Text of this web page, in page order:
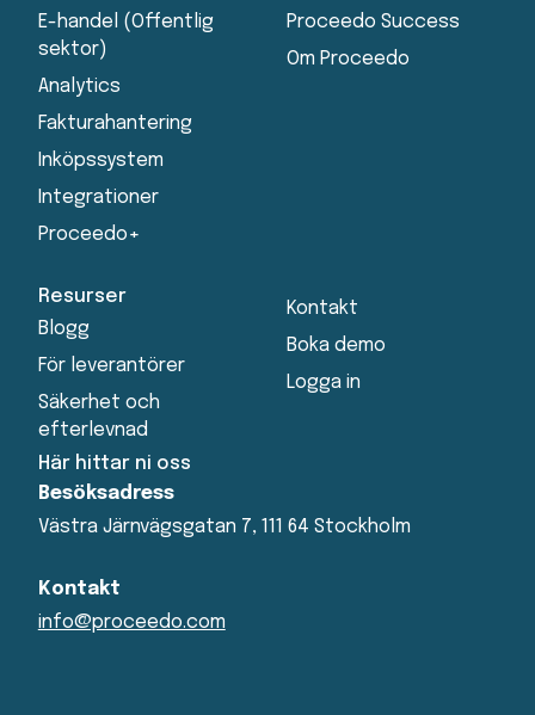
E-handel (Offentlig
sektor)
Analytics
Fakturahantering
Inköpssystem
Integrationer
Proceedo+
Proceedo Success
Om Proceedo
Resurser
Blogg
För leverantörer
Säkerhet och
efterlevnad
Kontakt
Boka demo
Logga in
Här hittar ni oss
Besöksadress
Västra Järnvägsgatan 7, 111 64 Stockholm
Kontakt
info@proceedo.com